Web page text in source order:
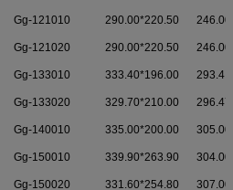
Gg-121010 290.00*220.50
Gg-121020 290.00*220.50
Gg-133010 333.40*196.00
Gg-133020 329.70*210.00
Gg-140010 335.00*200.00
Gg-150010 339.90*263.90
Gg-150020 331.60*254.80